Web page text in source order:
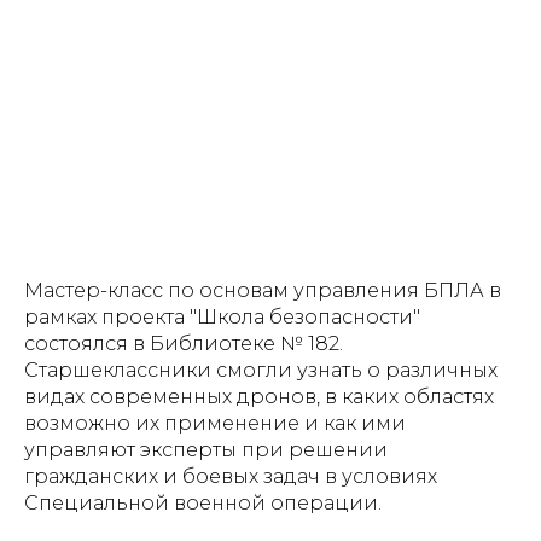
Мастер-класс по основам управления БПЛА в
рамках проекта "Школа безопасности"
состоялся в Библиотеке № 182.
Старшеклассники смогли узнать о различных
видах современных дронов, в каких областях
возможно их применение и как ими
управляют эксперты при решении
гражданских и боевых задач в условиях
Специальной военной операции.